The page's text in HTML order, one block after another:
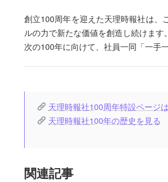
創立100周年を迎えた天理時報社は、
ルの力で新たな価値を創造し続けます。
次の100年に向けて、社員一同「一手
天理時報社100周年特設ページ
天理時報社100年の歴史を見る
関連記事